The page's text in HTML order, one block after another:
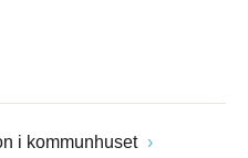
i kommunhuset